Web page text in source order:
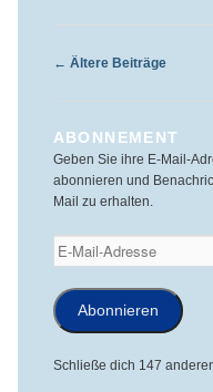
Beitragsnavigation
← Ältere Beiträge
ABONNEMENT
Geben Sie ihre E-Mail-
abonnieren und
Mail zu erhalten.
E-
Mail-
Adresse
Abonnieren
Schließe dich 147